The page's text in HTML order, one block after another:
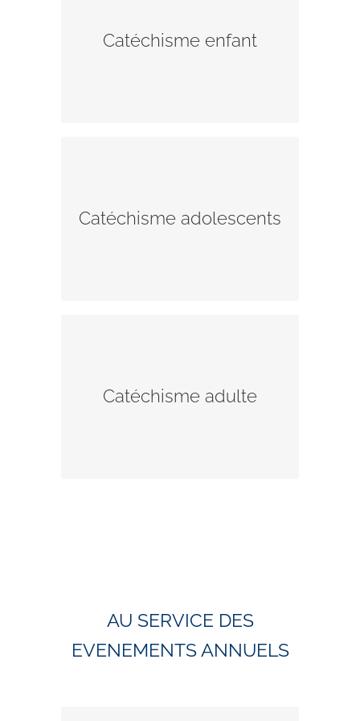
Catéchisme enfant
Catéchisme adolescents
Catéchisme adulte
Découvrez les parcours et les
AU SERVICE DES
EVENEMENTS ANNUELS